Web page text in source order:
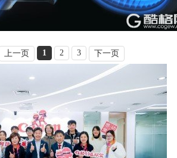
上一页 1 2 3 下一页